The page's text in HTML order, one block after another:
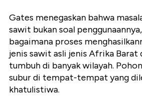
Gates menegaskan bahwa
sawit bukan soal
bagaimana proses
jenis sawit asli jenis Afrika Barat
tumbuh di banyak wilayah.
subur di tempat-tempat yang
khatulistiwa.